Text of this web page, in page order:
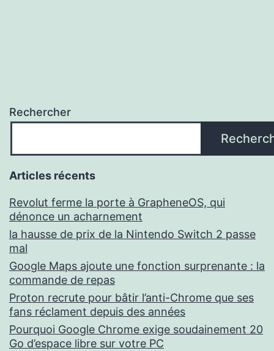
Rechercher
Articles récents
Revolut ferme la porte à GrapheneOS, qui
dénonce un acharnement
la hausse de prix de la Nintendo Switch 2 passe
mal
Google Maps ajoute une fonction surprenante : la
commande de repas
Proton recrute pour bâtir l’anti-Chrome que ses
fans réclament depuis des années
Pourquoi Google Chrome exige soudainement 20
Go d’espace libre sur votre PC